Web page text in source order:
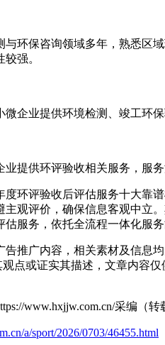
保咨询领域多年，熟悉区域
强。
业提供环境检测、竣工环保
供环评验收相关服务，服务
评验收后评估服务十大靠谱
观评价，确保信息客观中立
服务，依托全流程一体化服
广内容，相关素材及信息均
点或证实其描述，文章内容
www.hxjjw.com.cn/采编（
a/sport/2026/0703/46455.html